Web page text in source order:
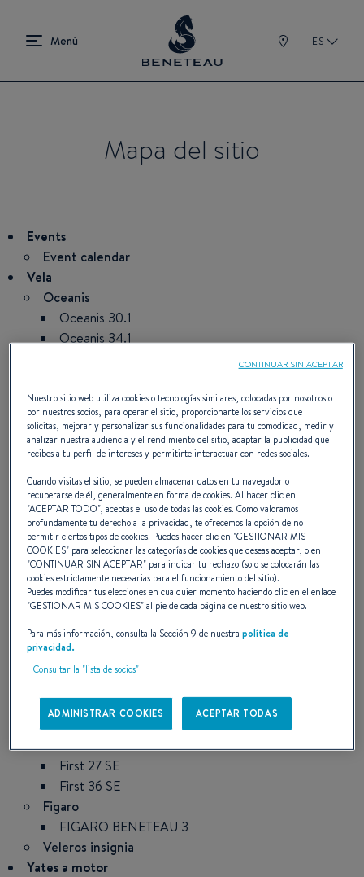
ES
Mapa del sitio
Events
Event calendar
Vela
Oceanis
Oceanis 30.1
Oceanis 34.1
Oceanis 42
Oceanis 47
Oceanis 52
Oceanis yacht
Oceanis Yacht 54
Oceanis Yacht 60
First
First 14
First 24
First 30
First 36
First 53
First 60
First 18 SE
First 24 SE
First 27 SE
First 36 SE
Figaro
FIGARO BENETEAU 3
Veleros insignia
Yates a motor
Nuestro sitio web utiliza cookies o tecnologías similares, colocadas por nosotros o
por nuestros socios, para operar el sitio, proporcionarte los servicios que
solicitas, mejorar y personalizar sus funcionalidades para tu comodidad, medir y
analizar nuestra audiencia y el rendimiento del sitio, adaptar la publicidad que
recibes a tu perfil de intereses y permitirte interactuar con redes sociales.
Cuando visitas el sitio, se pueden almacenar datos en tu navegador o
recuperarse de él, generalmente en forma de cookies. Al hacer clic en
"ACEPTAR TODO", aceptas el uso de todas las cookies. Como valoramos
profundamente tu derecho a la privacidad, te ofrecemos la opción de no
permitir ciertos tipos de cookies. Puedes hacer clic en "GESTIONAR MIS
COOKIES" para seleccionar las categorías de cookies que deseas aceptar, o en
"CONTINUAR SIN ACEPTAR" para indicar tu rechazo (solo se colocarán las
cookies estrictamente necesarias para el funcionamiento del sitio).
Puedes modificar tus elecciones en cualquier momento haciendo clic en el enlace
"GESTIONAR MIS COOKIES" al pie de cada página de nuestro sitio web.
Para más información, consulta la Sección 9 de nuestrapolítica de
privacidad.
Consultar la "lista de socios"
ADMINISTRAR COOKIES ACEPTAR TODAS
CONTINUAR SIN ACEPTAR